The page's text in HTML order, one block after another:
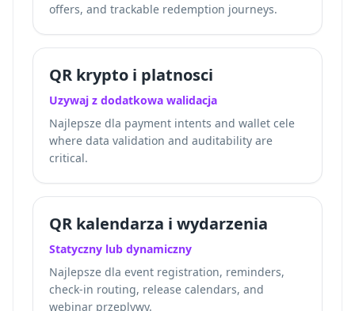
offers, and trackable redemption journeys.
QR krypto i platnosci
Uzywaj z dodatkowa walidacja
Najlepsze dla payment intents and wallet cele
where data validation and auditability are
critical.
QR kalendarza i wydarzenia
Statyczny lub dynamiczny
Najlepsze dla event registration, reminders,
check-in routing, release calendars, and
webinar przeplywy.